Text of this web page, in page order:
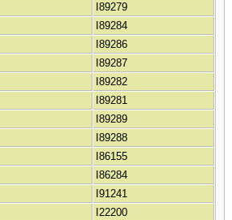
I89279
I89284
I89286
I89287
I89282
I89281
I89289
I89288
I86155
I86284
I91241
I22200